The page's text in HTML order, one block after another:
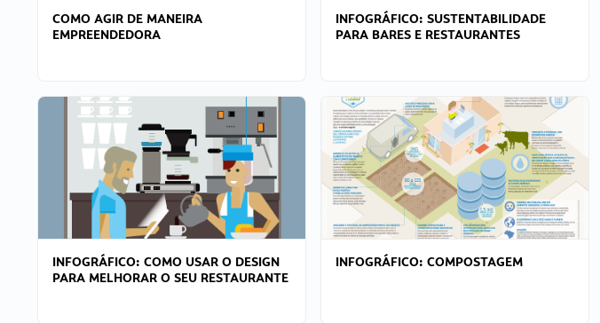
COMO AGIR DE MANEIRA
EMPREENDEDORA
INFOGRÁFICO: SUSTENTABILIDADE
PARA BARES E RESTAURANTES
INFOGRÁFICO: COMO USAR O DESIGN
PARA MELHORAR O SEU RESTAURANTE
INFOGRÁFICO: COMPOSTAGEM